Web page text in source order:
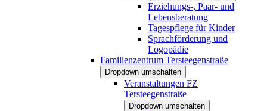
Erziehungs-, Paar- und
Lebensberatung
Tagespflege für Kinder
Sprachförderung und
Logopädie
Familienzentrum Tersteegenstraße
Dropdown umschalten
Veranstaltungen FZ
Tersteegenstraße
Dropdown umschalten